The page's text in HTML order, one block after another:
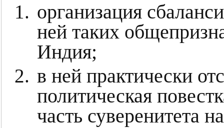
организация
ней таких
Индия;
в ней практически
политическая
часть суверенитета